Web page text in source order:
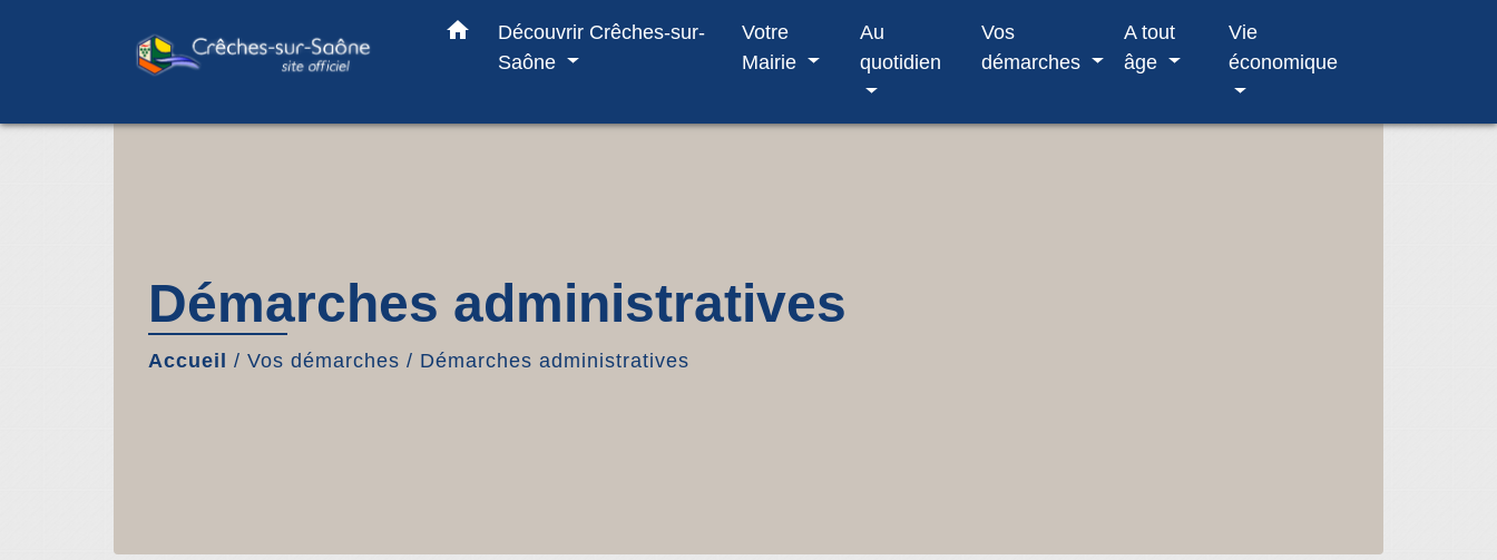
home
Découvrir Crêches-sur-
Saône
Votre
Mairie
Au
quotidien
Vos
démarches
A tout
âge
Vie
économique
Démarches administratives
Accueil / Vos démarches / Démarches administratives